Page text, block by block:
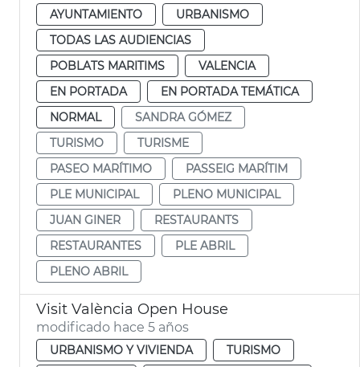
AYUNTAMIENTO
URBANISMO
TODAS LAS AUDIENCIAS
POBLATS MARITIMS
VALENCIA
EN PORTADA
EN PORTADA TEMÁTICA
NORMAL
SANDRA GÓMEZ
TURISMO
TURISME
PASEO MARÍTIMO
PASSEIG MARÍTIM
PLE MUNICIPAL
PLENO MUNICIPAL
JUAN GINER
RESTAURANTS
RESTAURANTES
PLE ABRIL
PLENO ABRIL
Visit València Open House
modificado hace 5 años
URBANISMO Y VIVIENDA
TURISMO